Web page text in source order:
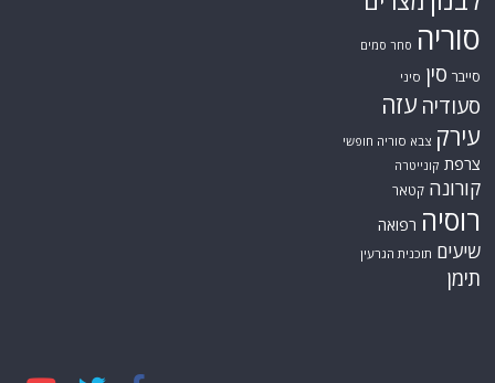
סוריה סחר סמים
סייבר סין סיני
סעודיה עזה
עירק צבא סוריה חופשי
צרפת קונייטרה
קורונה קטאר
רוסיה רפואה
שיעים תוכנית הגרעין
תימן